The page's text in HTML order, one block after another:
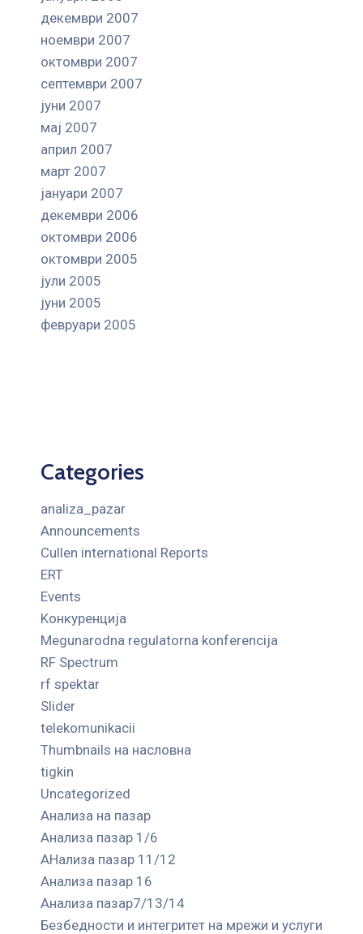
декември 2007
ноември 2007
октомври 2007
септември 2007
јуни 2007
мај 2007
април 2007
март 2007
јануари 2007
декември 2006
октомври 2006
октомври 2005
јули 2005
јуни 2005
февруари 2005
Categories
analiza_pazar
Announcements
Cullen international Reports
ERT
Events
Kонкуренција
Megunarodna regulatorna konferencija
RF Spectrum
rf spektar
Slider
telekomunikacii
Thumbnails на насловна
tigkin
Uncategorized
Анализа на пазар
Анализа пазар 1/6
АНализа пазар 11/12
Анализа пазар 16
Анализа пазар7/13/14
Безбедности и интегритет на мрежи и услуги